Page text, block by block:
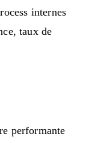
internes
taux de
performante